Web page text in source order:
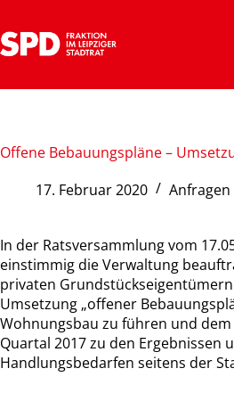
Inhalt
springen
Offene Bebauungspläne –
17. Februar 2020
Anfragen
In der Ratsversammlung vom
einstimmig die Verwaltung
privaten
Umsetzung „offener
Wohnungsbau zu führen und
Quartal 2017 zu den Ergebnissen
Handlungsbedarfen seitens der